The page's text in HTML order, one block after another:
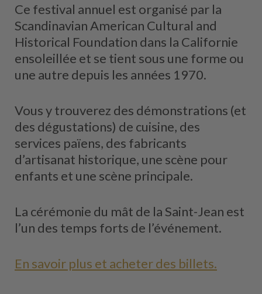
Ce festival annuel est organisé par la
Scandinavian American Cultural and
Historical Foundation dans la Californie
ensoleillée et se tient sous une forme ou
une autre depuis les années 1970.
Vous y trouverez des démonstrations (et
des dégustations) de cuisine, des
services païens, des fabricants
d’artisanat historique, une scène pour
enfants et une scène principale.
La cérémonie du mât de la Saint-Jean est
l’un des temps forts de l’événement.
En savoir plus et acheter des billets.